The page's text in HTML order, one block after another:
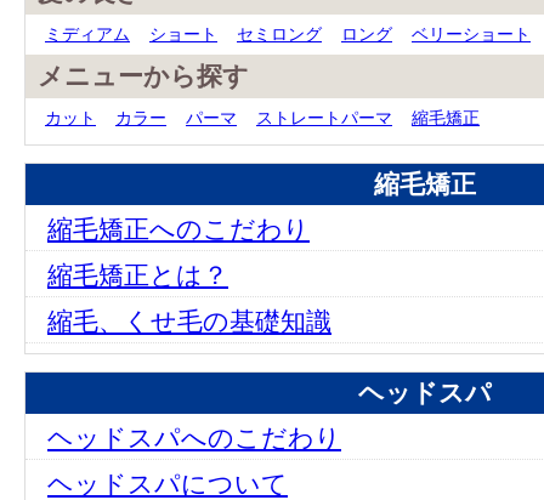
ミディアム ショート セミロング ロング ベリーショート
メニューから探す
カット カラー パーマ ストレートパーマ 縮毛矯正
縮毛矯正
縮毛矯正へのこだわり
縮毛矯正とは？
縮毛、くせ毛の基礎知識
ヘッドスパ
ヘッドスパへのこだわり
ヘッドスパについて